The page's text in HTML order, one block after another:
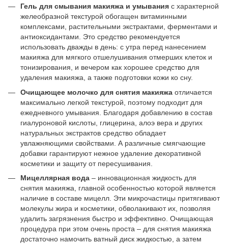
Гель для смывания макияжа и умывания с характерной
желеобразной текстурой обогащен витаминными
комплексами, растительными экстрактами, ферментами и
антиоксидантами. Это средство рекомендуется
использовать дважды в день: с утра перед нанесением
макияжа для мягкого отшелушивания отмерших клеток и
тонизирования, и вечером как хорошее средство для
удаления макияжа, а также подготовки кожи ко сну.
Очищающее молочко для снятия макияжа отличается
максимально легкой текстурой, поэтому подходит для
ежедневного умывания. Благодаря добавлению в состав
гиалуроновой кислоты, глицерина, алоэ вера и других
натуральных экстрактов средство обладает
увлажняющими свойствами. А различные смягчающие
добавки гарантируют нежное удаление декоративной
косметики и защиту от пересушивания.
Мицеллярная вода – инновационная жидкость для
снятия макияжа, главной особенностью которой является
наличие в составе мицелл. Эти микрочастицы притягивают
молекулы жира и косметики, обволакивают их, позволяя
удалить загрязнения быстро и эффективно. Очищающая
процедура при этом очень проста – для снятия макияжа
достаточно намочить ватный диск жидкостью, а затем